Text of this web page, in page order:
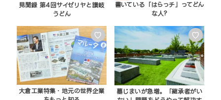
見聞録 第4回サイゼリヤと讃岐
うどん
書いている「はらっチ」ってどん
な人?
♡
大倉工業特集・地元の世界企業
♡
墓じまいが急増。「継承者がい